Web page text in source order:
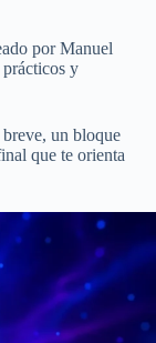
por Manuel
prácticos y
un bloque
que te orienta